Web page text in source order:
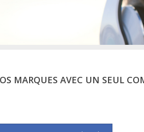
MARQUES AVEC UN SEUL